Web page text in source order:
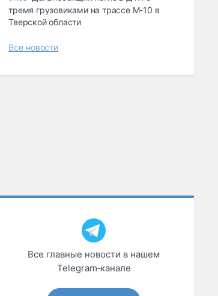
тремя грузовиками на трассе М-10 в
Тверской области
Все новости
Все главные новости в нашем
Telegram‑канале